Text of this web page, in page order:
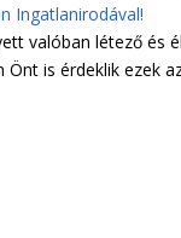
Ingatlanirodával!
valóban létező és
is érdeklik ezek